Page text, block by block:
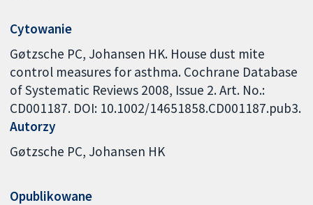
Cytowanie
Gøtzsche PC, Johansen HK. House dust mite
control measures for asthma. Cochrane Database
of Systematic Reviews 2008, Issue 2. Art. No.:
CD001187. DOI: 10.1002/14651858.CD001187.pub3.
Autorzy
Gøtzsche PC Johansen HK
Opublikowane